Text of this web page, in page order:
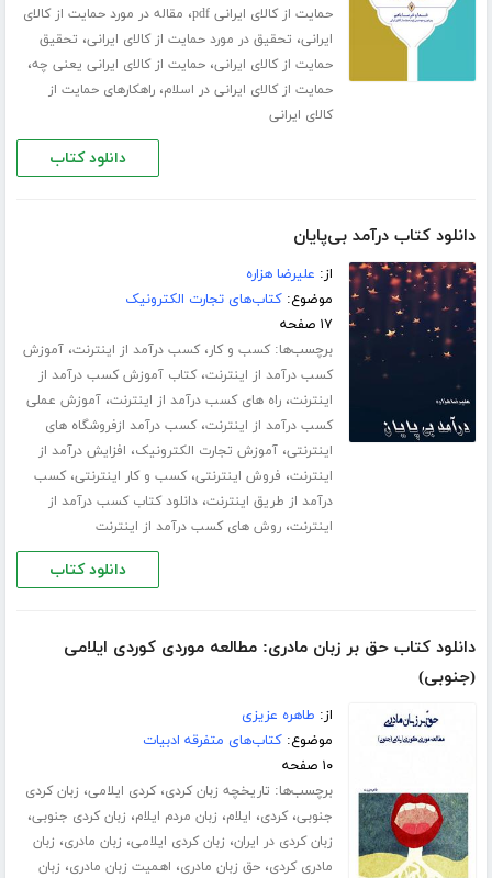
حمایت از کالای ایرانی pdf ، مقاله در مورد حمایت از کالای
ایرانی، تحقیق در مورد حمایت از کالای ایرانی، تحقیق
حمایت از کالای ایرانی،حمایت از کالای ایرانی یعنی چه،
حمایت از کالای ایرانی در اسلام،راهکارهای حمایت از
کالای ایرانی
دانلود کتاب
دانلود کتاب درآمد بی‌پایان
از: علیرضا هزاره
موضوع:کتاب‌های تجارت الکترونیک
۱۷ صفحه
برچسب‌ها:کسب و کار،کسب درآمد از اینترنت،آموزش
کسب درآمد از اینترنت،کتاب آموزش کسب درآمد از
اینترنت،راه های کسب درآمد از اینترنت،آموزش عملی
کسب درآمد از اینترنت،کسب درآمد ازفروشگاه های
اینترنتی،آموزش تجارت الکترونیک، افزایش درآمد از
اینترنت، فروش اینترنتی،کسب و کار اینترنتی،کسب
درآمد از طریق اینترنت،دانلود کتاب کسب درآمد از
اینترنت،روش های کسب درآمد از اینترنت
دانلود کتاب
دانلود کتاب حق بر زبان مادری: مطالعه موردی کوردی ایلامی
(جنوبی)
از: طاهره عزیزی
موضوع:کتاب‌های متفرقه ادبیات
۱۰ صفحه
برچسب‌ها: تاریخچه زبان کردی،کردی ایلامی، زبان کردی
جنوبی،کردی، ایلام، زبان مردم ایلام، زبان کردی جنوبی،
زبان کردی در ایران، زبان کردی ایلامی، زبان مادری، زبان
مادری کردی،حق زبان مادری، اهمیت زبان مادری، زبان